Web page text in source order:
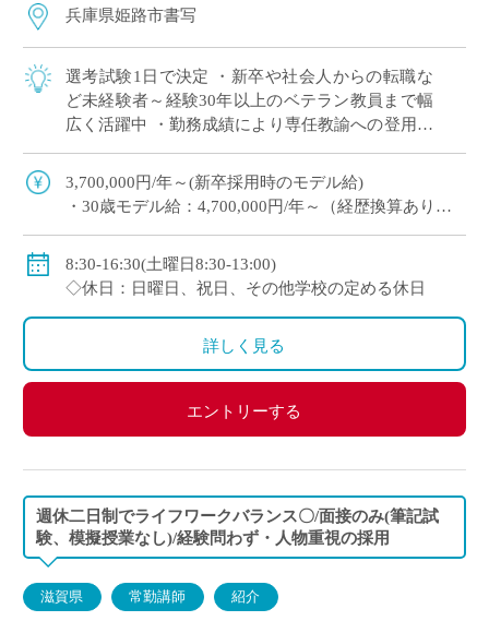
兵庫県姫路市書写
選考試験1日で決定 ・新卒や社会人からの転職な
ど未経験者～経験30年以上のベテラン教員まで幅
広く活躍中 ・勤務成績により専任教諭への登用あ
流にも注力 ※高校免許 […]
3,700,000円/年～(新卒採用時のモデル給)
・30歳モデル給：4,700,000円/年～（経歴換算あり）
※上記以外に補習手当、特殊業務手当、通勤手当、入
試手当、クラブ活動手当を支給
◇保険：私学共済、雇用保険、労災保険
8:30-16:30(土曜日8:30-13:00)
◇休日：日曜日、祝日、その他学校の定める休日
詳しく見る
エントリーする
週休二日制でライフワークバランス〇/面接のみ(筆記試
験、模擬授業なし)/経験問わず・人物重視の採用
滋賀県 常勤講師 紹介